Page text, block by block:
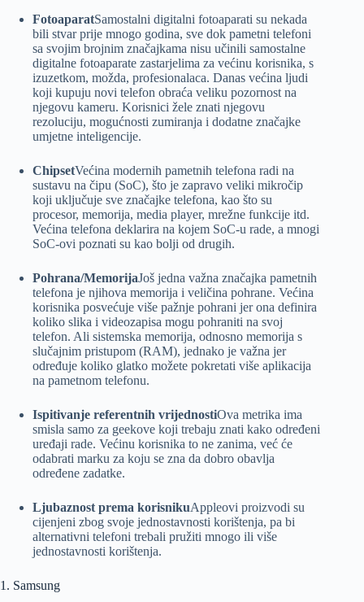
FotoaparatSamostalni digitalni fotoaparati su nekada
bili stvar prije mnogo godina, sve dok pametni telefoni
sa svojim brojnim značajkama nisu učinili samostalne
digitalne fotoaparate zastarjelima za većinu korisnika, s
izuzetkom, možda, profesionalaca. Danas većina ljudi
koji kupuju novi telefon obraća veliku pozornost na
njegovu kameru. Korisnici žele znati njegovu
rezoluciju, mogućnosti zumiranja i dodatne značajke
umjetne inteligencije.
ChipsetVećina modernih pametnih telefona radi na
sustavu na čipu (SoC), što je zapravo veliki mikročip
koji uključuje sve značajke telefona, kao što su
procesor, memorija, media player, mrežne funkcije itd.
Većina telefona deklarira na kojem SoC-u rade, a mnogi
SoC-ovi poznati su kao bolji od drugih.
Pohrana/MemorijaJoš jedna važna značajka pametnih
telefona je njihova memorija i veličina pohrane. Većina
korisnika posvećuje više pažnje pohrani jer ona definira
koliko slika i videozapisa mogu pohraniti na svoj
telefon. Ali sistemska memorija, odnosno memorija s
slučajnim pristupom (RAM), jednako je važna jer
određuje koliko glatko možete pokretati više aplikacija
na pametnom telefonu.
Ispitivanje referentnih vrijednostiOva metrika ima
smisla samo za geekove koji trebaju znati kako određeni
uređaji rade. Većinu korisnika to ne zanima, već će
odabrati marku za koju se zna da dobro obavlja
određene zadatke.
Ljubaznost prema korisnikuAppleovi proizvodi su
cijenjeni zbog svoje jednostavnosti korištenja, pa bi
alternativni telefoni trebali pružiti mnogo ili više
jednostavnosti korištenja.
1. Samsung